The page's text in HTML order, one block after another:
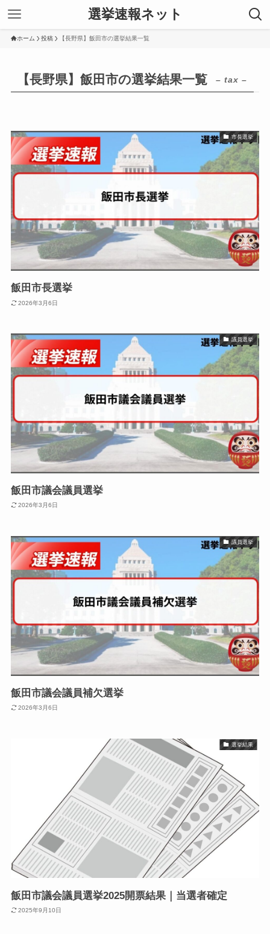
選挙速報ネット
ホーム 投稿 【長野県】飯田市の選挙結果一覧
【長野県】飯田市の選挙結果一覧 – tax –
市長選挙
飯田市長選挙
2026年3月6日
議員選挙
飯田市議会議員選挙
2026年3月6日
議員選挙
飯田市議会議員補欠選挙
2026年3月6日
選挙結果
飯田市議会議員選挙2025開票結果｜当選者確定
2025年9月10日